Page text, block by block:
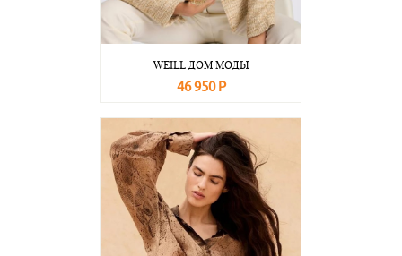
WEILL ДОМ МОДЫ
46 950 Р